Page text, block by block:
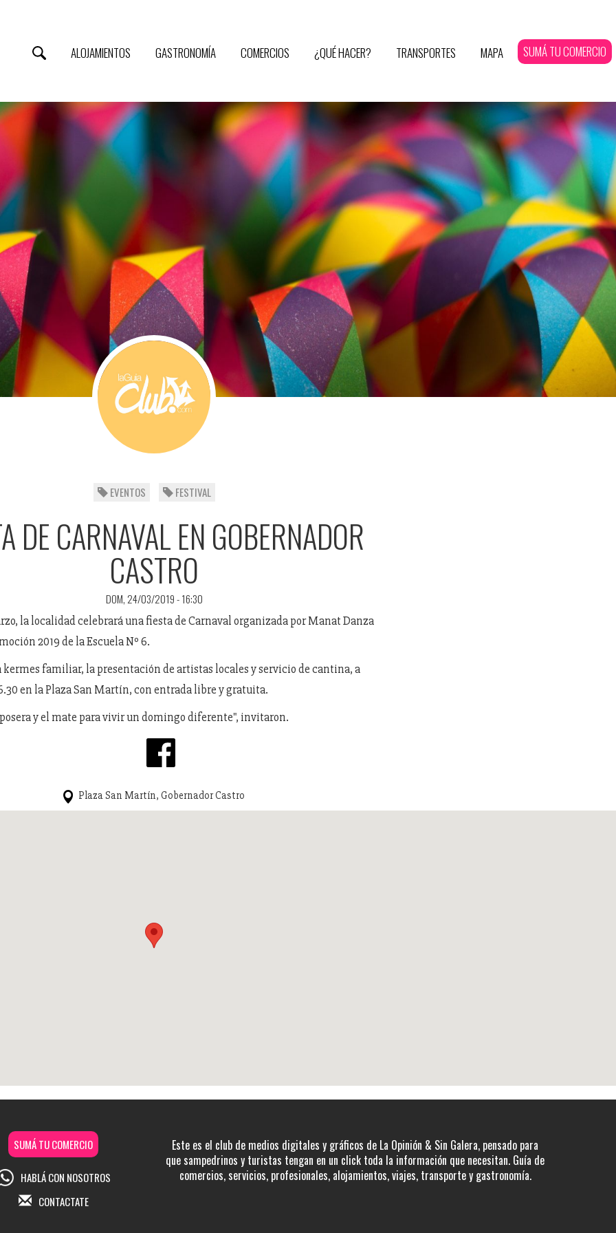
ALOJAMIENTOS GASTRONOMÍA COMERCIOS ¿QUÉ HACER? TRANSPORTES MAPA SUMÁ TU COMERCIO
EVENTOS FESTIVAL
DE CARNAVAL EN GOBERNADOR
CASTRO
DOM, 24/03/2019 - 16:30
la localidad celebrará una fiesta de Carnaval organizada por Manat Danza
2019 de la Escuela Nº 6.
kermes familiar, la presentación de artistas locales y servicio de cantina, a
en la Plaza San Martín, con entrada libre y gratuita.
y el mate para vivir un domingo diferente", invitaron.
Plaza San Martín, Gobernador Castro
SUMÁ TU COMERCIO
HABLÁ CON NOSOTROS
CONTACTATE
Este es el club de medios digitales y gráficos de La Opinión & Sin Galera, pensado para
que sampedrinos y turistas tengan en un click toda la información que necesitan. Guía de
comercios, servicios, profesionales, alojamientos, viajes, transporte y gastronomía.